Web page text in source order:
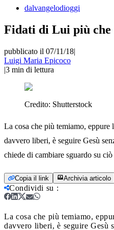
dalvangelodioggi
Fidati di Lui più che
pubblicato il 07/11/18|
Luigi Maria Epicoco
|3 min di lettura
Credito: Shutterstock
La cosa che più temiamo,
davvero liberi, è seguire Gesù
chiede di cambiare sguardo su
Copia il link Archivia articolo
Condividi su :
La cosa che più temiamo,
davvero liberi, è seguire Gesù